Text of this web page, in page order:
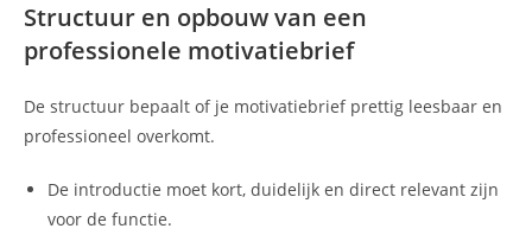
Structuur en opbouw van een
professionele motivatiebrief
De structuur bepaalt of je motivatiebrief prettig leesbaar en
professioneel overkomt.
De introductie moet kort, duidelijk en direct relevant zijn
voor de functie.